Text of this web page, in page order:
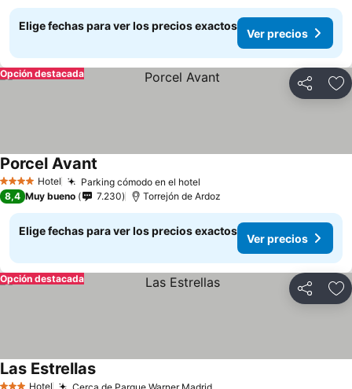
Elige fechas para ver los precios exactos
Ver precios
Compartir
Opción destacada
4 EstrellasHotel Parking cómodo en el hotel
Porcel Avant
8,4 Muy bueno 7.230 Torrejón de Ardoz
Elige fechas para ver los precios exactos
Ver precios
Compartir
Opción destacada
Hotel Cerca de Parque Warner Madrid
Las Estrellas